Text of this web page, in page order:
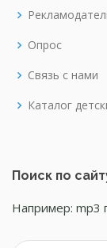
Опрос
Связь с нами
Каталог
Поиск по
Например: mp3